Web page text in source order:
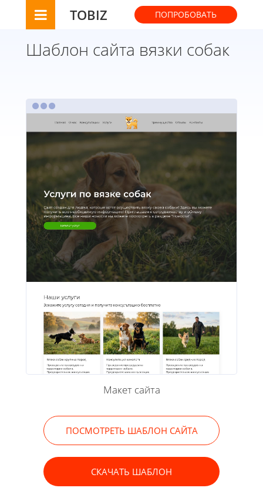
TOBIZ ПОПРОБОВАТЬ
Шаблон сайта вязки собак
Макет сайта
ПОСМОТРЕТЬ ШАБЛОН САЙТА
СКАЧАТЬ ШАБЛОН